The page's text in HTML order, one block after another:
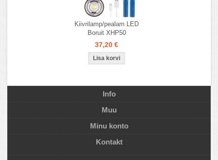
Kiivrilamp/pealam LED
Boruit XHP50
37,20 €
Info
Muu
Minu konto
Kontakt